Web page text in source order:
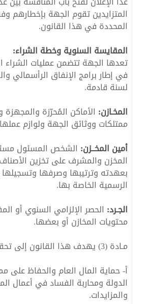
المتزايدين تقوم الجهة بإخطارهم
المحددة في هذا القانون.
المقايسة السنوية وخطة الشراء:
تعدها الجهة تتضمن عمليات الشراء
في إطار برامج الإنفاق الرأسمالي
لسنة قادمة.
المخـازن: الأماكن المُحرّزة
ممتلكات ووثائق الجهة ولوازم
أمين المخــزن: الشخص المسئول
المخزن والمشرف على تخزين
بعهدته وترتيبها وصرفها
الرسمية الخاصة بها.
الجـرد: الحصر الإلزامي السنوي أو
محتويات المخازن أو بعضها.
مـادة (3) يهدف هذا القانون إلى تحقيق ما يلي:
‌أ- حماية المال العام والحفاظ على
الدولة ومحاربة الفساد في أعمال
والمزايدات.